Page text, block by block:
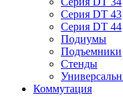
Серия DT 43
Серия DT 44
Подиумы
Подъемники
Стенды
Коммутация